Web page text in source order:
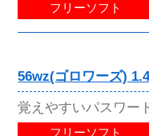
フリーソフト
56wz(ゴロワーズ)
覚えやすいパスワー
フリーソフト